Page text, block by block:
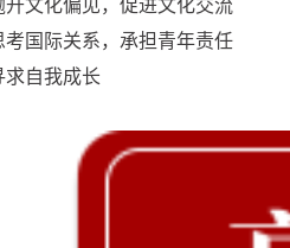
开文化偏见，促进文化交流
考国际关系，承担青年责任
求自我成长